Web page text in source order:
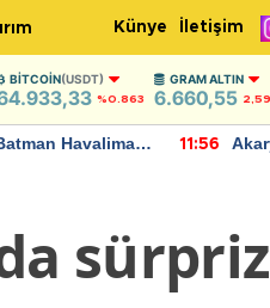
Künye İletişim
BITCOIN(USDT)
%0.863
GRAM ALTIN
6.660,55 2,59
Havalimanı
11:56
sürpriz